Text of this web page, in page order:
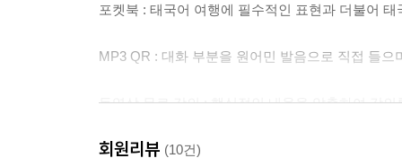
포켓북 : 태국어 여행에 필수적인 표현과 더불어
MP3 QR : 대화 부분을 원어민 발음으로 직접 들
동영상 무료 강의 : 핵심적인 내용을 압축하여 강
회원리뷰 (10건)